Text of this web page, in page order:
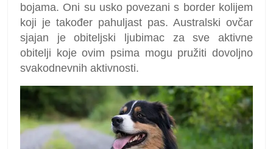
bojama. Oni su usko povezani s border kolijem
koji je također pahuljast pas. Australski ovčar
sjajan je obiteljski ljubimac za sve aktivne
obitelji koje ovim psima mogu pružiti dovoljno
svakodnevnih aktivnosti.